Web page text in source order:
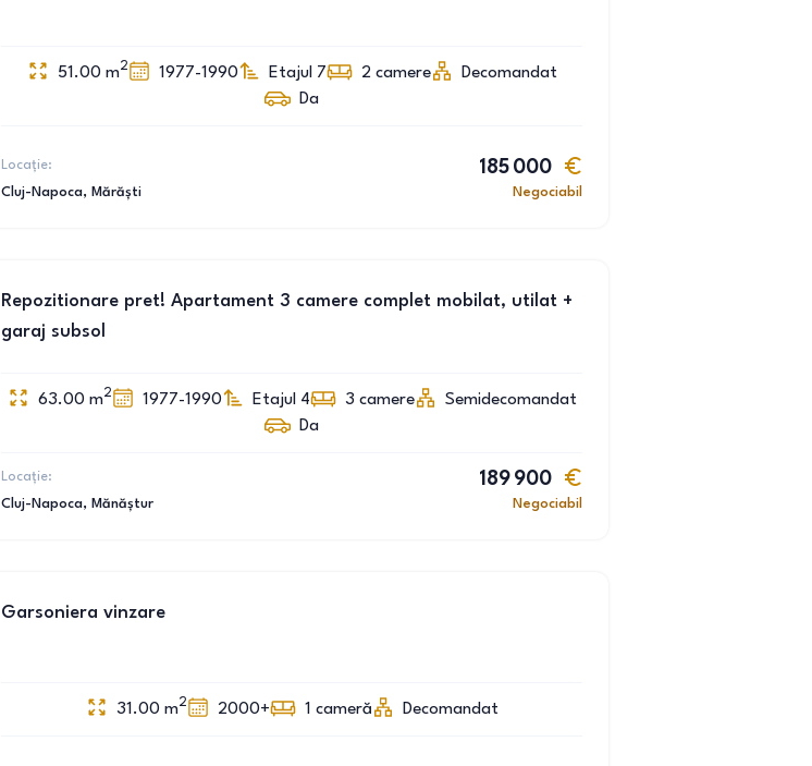
51.00 m2 1977-1990 Etajul 7 2 camere
Decomandat
Da
Locație:
Cluj-Napoca, Mărăști
185 000
Negociabil
Repozitionare pret! Apartament 3 camere complet mobilat, utilat +
garaj subsol
63.00 m2 1977-1990 Etajul 4 3 camere
Semidecomandat
Da
Locație:
Cluj-Napoca, Mănăștur
189 900
Negociabil
Garsoniera vinzare
31.00 m2 2000+ 1 cameră Decomandat